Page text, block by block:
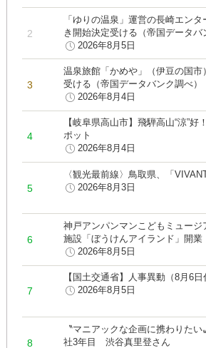
「ゆりの温泉」運営の長崎エン
き開始決定受ける（帝国データバ
2026年8月5日
温泉旅館「かめや」（伊豆の国
受ける（帝国データバンク調べ）
2026年8月4日
【岐阜県高山市】飛騨高山“涼”
ポット
2026年8月4日
〈観光最前線〉鳥取県、「
2026年8月3日
神戸アンパンマンこどもミュージ
施設「ぼうけんアイランド」開業
2026年8月5日
【国土交通省】人事異動（8月6日
2026年8月5日
〝マニアックな企画に携わりた
社3年目 渋谷真里登さん